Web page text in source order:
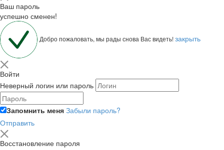
Ваш пароль
успешно сменен!
Добро пожаловать, мы рады снова Вас видеть!закрыть
Войти
Неверный логин или пароль
Запомнить меня Забыли пароль?
Отправить
Восстановление пароля